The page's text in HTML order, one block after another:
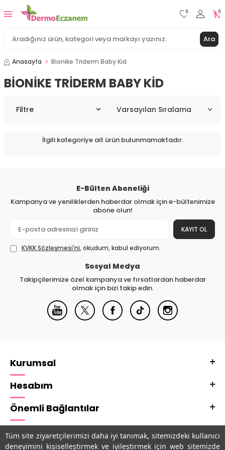
Tüm site ziyaretçilerimizi daha iyi tanımak, sitemizdeki kullanıcı
deneyimini kişiselleştirmek ve iyileştirmek için web sitemizde
Ara
0 0
Anasayfa Bionike Triderm Baby Kid
BIONIKE TRIDERM BABY KID
Filtre
İlgili kategoriye ait ürün bulunmamaktadır.
E-Bülten Aboneliği
Kampanya ve yeniliklerden haberdar olmak için e-bültenimize
abone olun!
KAYIT OL
KVKK Sözleşmesi'ni, okudum, kabul ediyorum.
Sosyal Medya
Takipçilerimize özel kampanya ve fırsatlardan haberdar
olmak için bizi takip edin.
Kurumsal
Hesabım
Önemli Bağlantılar
Adres & İletişim